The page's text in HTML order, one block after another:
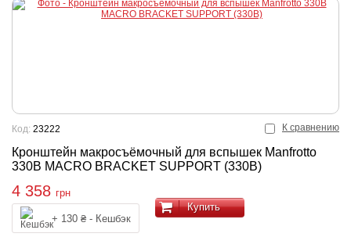
К сравнению
Кронштейн макросъёмочный для вспышек Manfrotto
330B MACRO BRACKET SUPPORT (330B)
Код: 23222
4 358 грн
+ 130 ₴ - Кешбэк
Купить